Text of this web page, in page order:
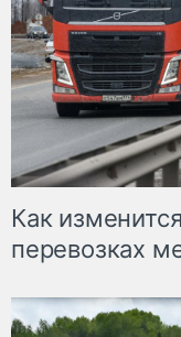
Как
перевозках